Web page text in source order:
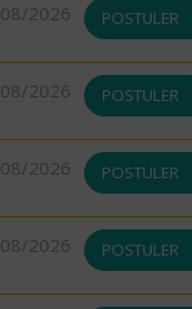
2026 POSTULER
2026 POSTULER
2026 POSTULER
2026 POSTULER